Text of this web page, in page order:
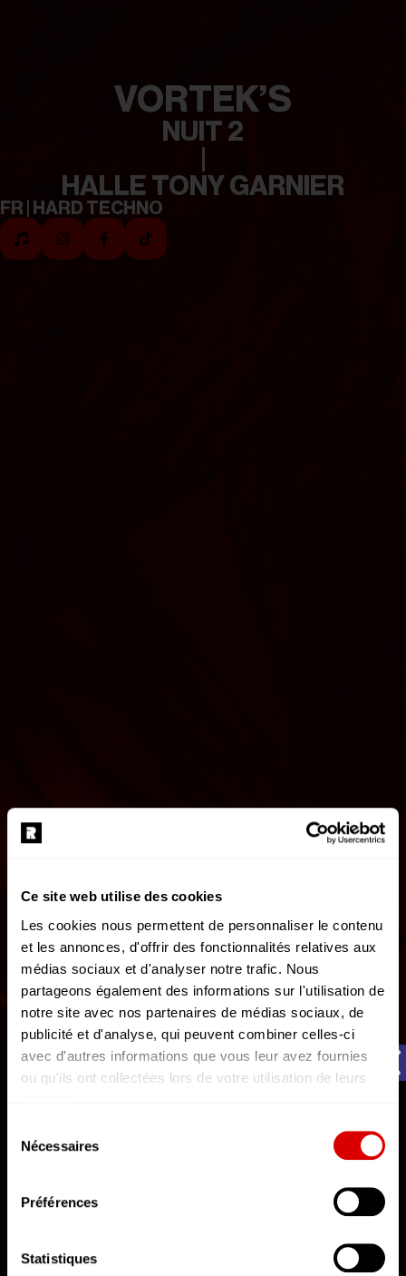
Ce site web utilise des cookies
Les cookies nous permettent de personnaliser le contenu
et les annonces, d'offrir des fonctionnalités relatives aux
médias sociaux et d'analyser notre trafic. Nous
partageons également des informations sur l'utilisation de
notre site avec nos partenaires de médias sociaux, de
publicité et d'analyse, qui peuvent combiner celles-ci
avec d'autres informations que vous leur avez fournies
ou qu'ils ont collectées lors de votre utilisation de leurs
depuis la page Mentions Légales.
Nécessaires
Préférences
Statistiques
VORTEK’S
NUIT 2
HALLE TONY GARNIER
FR | HARD TECHNO
AFTERMOVIE
14 Pixels